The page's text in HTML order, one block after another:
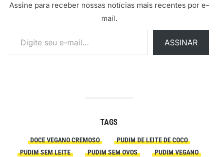
Assine para receber nossas notícias mais recentes por e-
mail.
Digite seu e-mail…
ASSINAR
TAGS
DOCE VEGANO CREMOSO
PUDIM DE LEITE DE COCO
PUDIM SEM LEITE
PUDIM SEM OVOS
PUDIM VEGANO